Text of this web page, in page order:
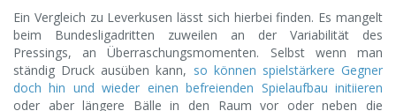
Ein Vergleich zu Leverkusen lässt sich hierbei finden. Es mangelt
beim Bundesligadritten zuweilen an der Variabilität des
Pressings, an Überraschungsmomenten. Selbst wenn man
ständig Druck ausüben kann, so können spielstärkere Gegner
doch hin und wieder einen befreienden Spielaufbau initiieren
oder aber längere Bälle in den Raum vor oder neben die